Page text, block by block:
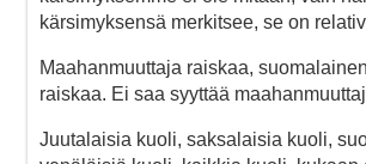
kärsimyksensä merkitsee, se on
Maahanmuuttaja raiskaa,
raiskaa. Ei saa syyttää
Juutalaisia kuoli, saksalaisia kuoli,